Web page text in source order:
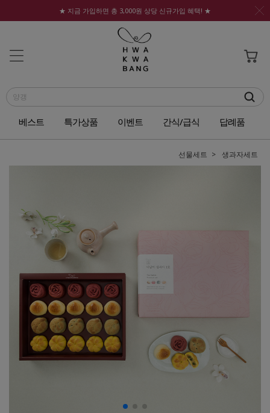
★ 지금 가입하면 총 3,000원 상당 신규가입 혜택! ★
베스트 특가상품 이벤트 간식/급식 답례품
선물세트 생과자세트